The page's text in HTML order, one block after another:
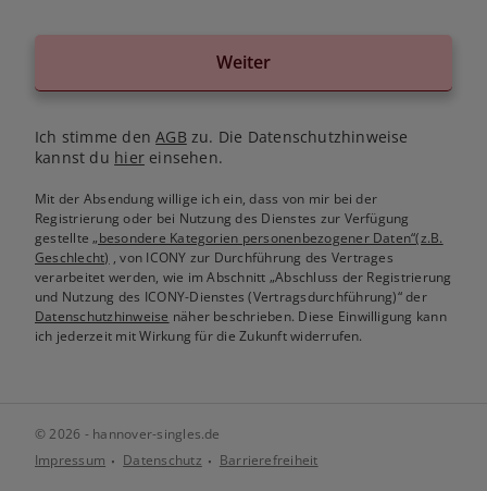
Weiter
Ich stimme denAGB zu. Die Datenschutzhinweise
kannst du hiereinsehen.
Mit der Absendung willige ich ein, dass von mir bei der
Registrierung oder bei Nutzung des Dienstes zur Verfügung
gestellte„besondere Kategorien personenbezogener Daten“(z.B.
Geschlecht) , von ICONY zur Durchführung des Vertrages
verarbeitet werden, wie im Abschnitt „Abschluss der Registrierung
und Nutzung des ICONY-Dienstes (Vertragsdurchführung)“ der
Datenschutzhinweise näher beschrieben. Diese Einwilligung kann
ich jederzeit mit Wirkung für die Zukunft widerrufen.
© 2026 - hannover-singles.de
Impressum
Datenschutz Barrierefreiheit